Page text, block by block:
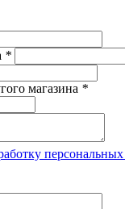
*
магазина *